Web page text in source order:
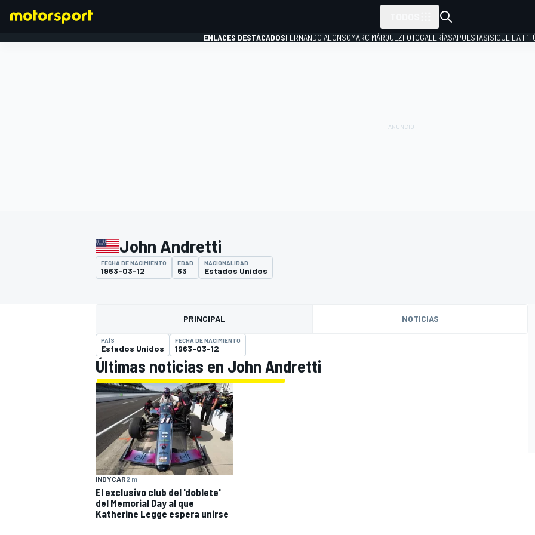
WEC FÓRMULA E
ENLACES DESTACADOSFERNANDO ALONSOMARC MÁRQUEZFOTOGALERÍASAPUESTAS¡SIGUE LA F1,
John Andretti
FECHA DE NACIMIENTO
1963-03-12
EDAD
63
NACIONALIDAD
Estados Unidos
PRINCIPAL NOTICIAS
PAÍS
Estados Unidos
FECHA DE NACIMIENTO
1963-03-12
Últimas noticias en John Andretti
INDYCAR2 m
El exclusivo club del 'doblete'
del Memorial Day al que
Katherine Legge espera unirse